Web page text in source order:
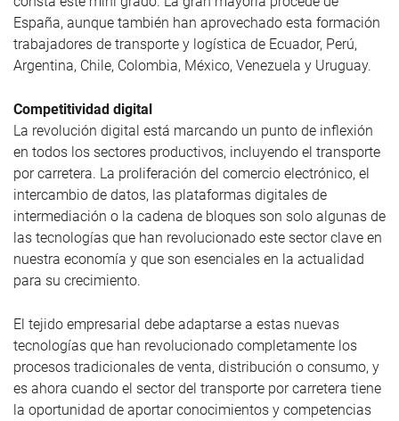
España, aunque también han aprovechado esta formación
trabajadores de transporte y logística de Ecuador, Perú,
Argentina, Chile, Colombia, México, Venezuela y Uruguay.
Competitividad digital
La revolución digital está marcando un punto de inflexión
en todos los sectores productivos, incluyendo el transporte
por carretera. La proliferación del comercio electrónico, el
intercambio de datos, las plataformas digitales de
intermediación o la cadena de bloques son solo algunas de
las tecnologías que han revolucionado este sector clave en
nuestra economía y que son esenciales en la actualidad
para su crecimiento.
El tejido empresarial debe adaptarse a estas nuevas
tecnologías que han revolucionado completamente los
procesos tradicionales de venta, distribución o consumo, y
es ahora cuando el sector del transporte por carretera tiene
la oportunidad de aportar conocimientos y competencias